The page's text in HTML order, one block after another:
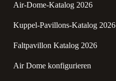
Air-Dome-Katalog 2026
Kuppel-Pavillons-Katalog 2026
Faltpavillon Katalog 2026
Air Dome konfigurieren